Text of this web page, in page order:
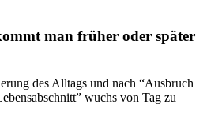
man früher oder später
des Alltags und nach “Ausbruch
wuchs von Tag zu